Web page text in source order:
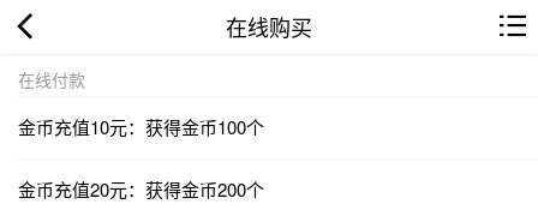
在线购买
在线付款
金币充值10元：获得金币100个
金币充值20元：获得金币200个